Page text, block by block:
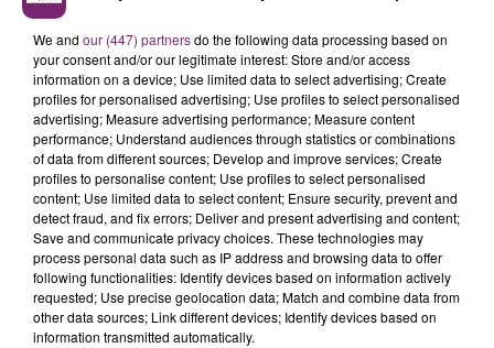
organisateurs, suiveurs, soigneurs, techniciens,
chauffeurs… qui donnent de la chair à l’instantané
sublime. Ce sont les générations de spectateurs
agglutinés au bord des routes surchauffées de juillet
qui transforment la sueur héroïque en élixir de
jouvence. Et c’est la France, rayonnante dans sa
diversité, tantôt mamelonnée, tantôt escarpée,
tantôt méandreuse qui la magnifie dans une fresque
sans fin.
Pour participer :
Ecoutez Mona FM du lundi 7 au Vendredi 11 juillet et
jouez à "Faites tourner c'est gagné" au TOP de
We and our (447) partnersdo the following data processing based on
your consent and/or our legitimate interest: Store and/or access
information on a device; Use limited data to select advertising; Create
profiles for personalised advertising; Use profiles to select personalised
advertising; Measure advertising performance; Measure content
performance; Understand audiences through statistics or combinations
of data from different sources; Develop and improve services; Create
profiles to personalise content; Use profiles to select personalised
content; Use limited data to select content; Ensure security, prevent and
detect fraud, and fix errors; Deliver and present advertising and content;
Save and communicate privacy choices. These technologies may
process personal data such as IP address and browsing data to offer
following functionalities: Identify devices based on information actively
requested; Use precise geolocation data; Match and combine data from
other data sources; Link different devices; Identify devices based on
information transmitted automatically.